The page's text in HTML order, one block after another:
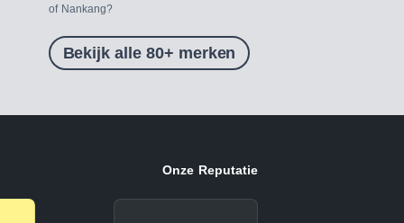
of Nankang?
Bekijk alle 80+ merken
Onze Reputatie